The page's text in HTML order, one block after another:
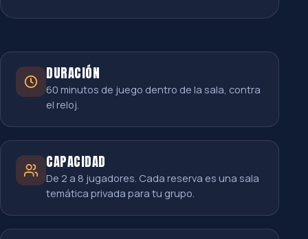
DURACIÓN
60 minutos de juego dentro de la sala, contra
el reloj.
CAPACIDAD
De 2 a 8 jugadores. Cada reserva es una sala
temática privada para tu grupo.